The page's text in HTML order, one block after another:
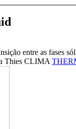
entre as fases
Thies CLIMA